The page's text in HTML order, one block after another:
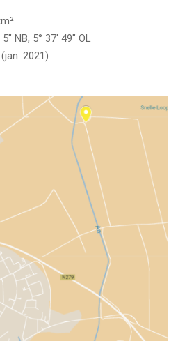
5° 37′ 49″ OL
2021)